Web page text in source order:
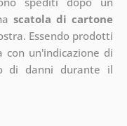
scatola di cartone
Essendo prodotti
con un'indicazione di
di danni durante il